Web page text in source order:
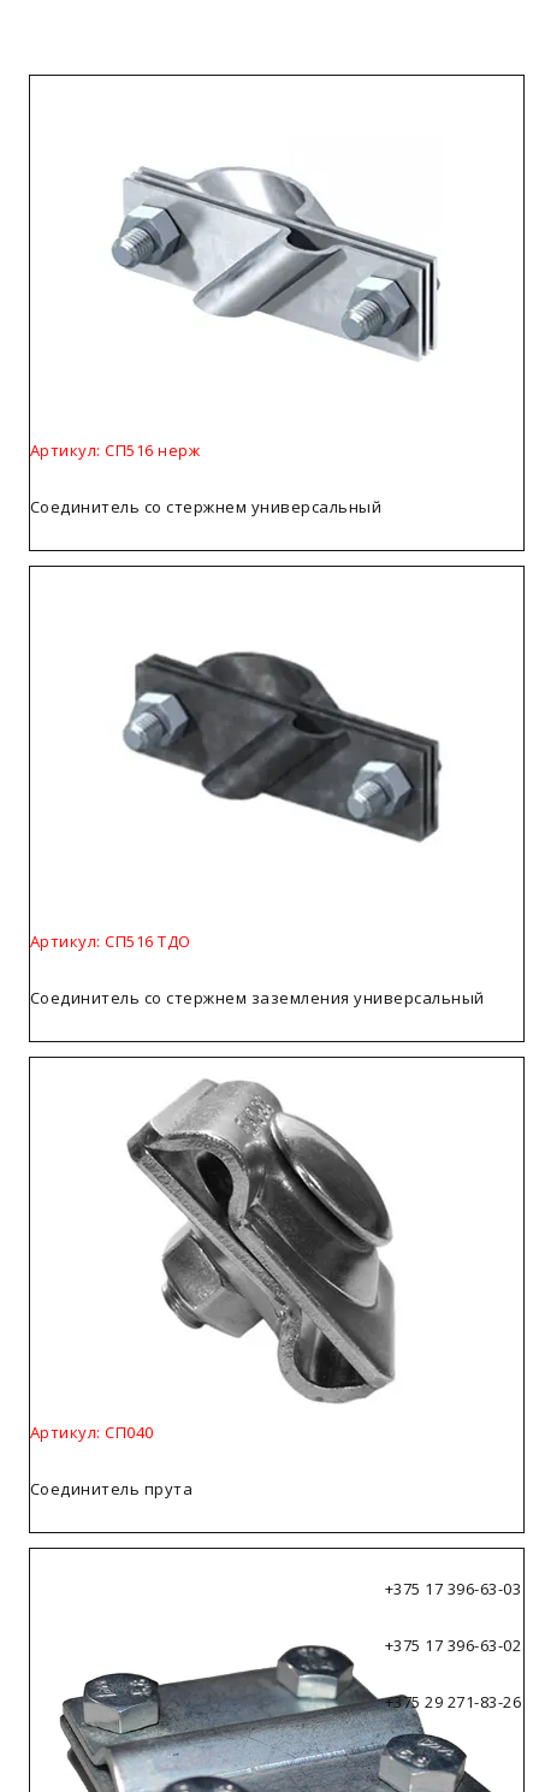
Артикул: СП516 нерж
Соединитель со стержнем универсальный
Артикул: СП516 ТДО
Соединитель со стержнем заземления универсальный
Артикул: СП040
Соединитель прута
+375 17 396-63-03
+375 17 396-63-02
+375 29 271-83-26